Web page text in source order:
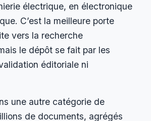
électrique, en électronique
C’est la meilleure porte
vers la recherche
le dépôt se fait par les
éditoriale ni
une autre catégorie de
de documents, agrégés